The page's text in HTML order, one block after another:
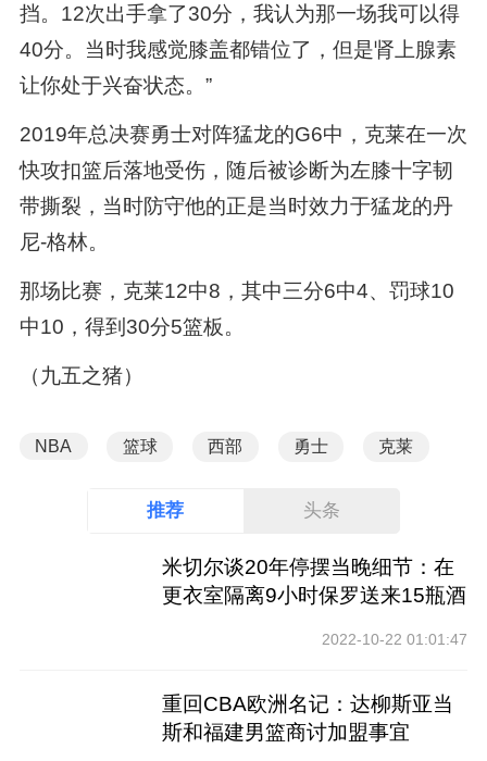
挡。12次出手拿了30分，我认为那一场我可以得
40分。当时我感觉膝盖都错位了，但是肾上腺素
让你处于兴奋状态。”
2019年总决赛勇士对阵猛龙的G6中，克莱在一次
快攻扣篮后落地受伤，随后被诊断为左膝十字韧
带撕裂，当时防守他的正是当时效力于猛龙的丹
尼-格林。
那场比赛，克莱12中8，其中三分6中4、罚球10
中10，得到30分5篮板。
（九五之猪）
NBA 篮球 西部 勇士 克莱
推荐 头条
米切尔谈20年停摆当晚细节：在
更衣室隔离9小时保罗送来15瓶酒
2022-10-22 01:01:47
重回CBA欧洲名记：达柳斯亚当
斯和福建男篮商讨加盟事宜